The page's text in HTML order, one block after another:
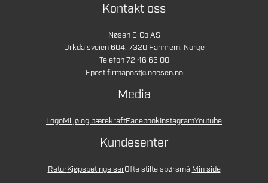
Kontakt oss
Nøsen & Co AS
Orkdalsveien 604, 7320 Fannrem, Norge
Telefon 72 46 65 00
Epostfirmapost@noesen.no
Media
LogoMiljø og bærekraftFacebookInstagramYoutube
Kundesenter
ReturKjøpsbetingelserOfte stilte spørsmålMin side